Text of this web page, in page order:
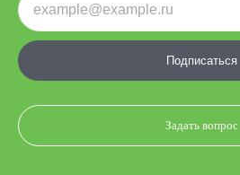
Подписаться
Задать вопрос